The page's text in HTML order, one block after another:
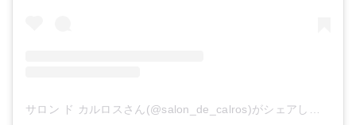
サロン ド カルロスさん(@salon_de_calros)がシェアした投稿